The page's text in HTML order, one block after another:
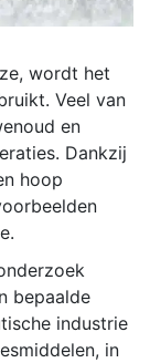
wordt het
Veel van
en
Dankzij
hoop
bepaalde
industrie
in